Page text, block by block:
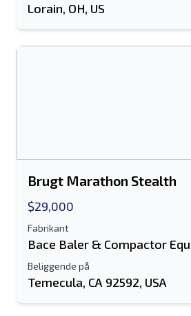
Lorain, OH, US
Brugt Marathon Stealth
$29,000
Fabrikant
Bace Baler & Compactor
Beliggende på
Temecula, CA 92592, USA
Yderligere Information
Sende